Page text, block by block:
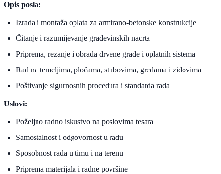
Opis posla:
Izrada i montaža oplata za armirano-betonske konstrukcije
Čitanje i razumijevanje građevinskih nacrta
Priprema, rezanje i obrada drvene građe i oplatnih sistema
Rad na temeljima, pločama, stubovima, gredama i zidovima
Poštivanje sigurnosnih procedura i standarda rada
Uslovi:
Poželjno radno iskustvo na poslovima tesara
Samostalnost i odgovornost u radu
Sposobnost rada u timu i na terenu
Priprema materijala i radne površine